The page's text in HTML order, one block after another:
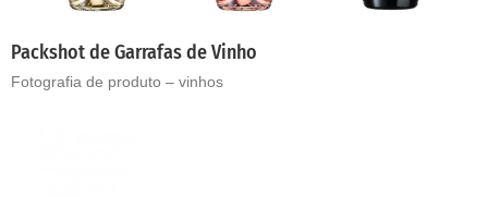
Packshot de Garrafas de Vinho
Fotografia de produto – vinhos